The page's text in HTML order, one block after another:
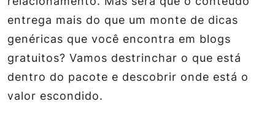
entrega mais do que um monte de dicas
genéricas que você encontra em blogs
gratuitos? Vamos destrinchar o que está
dentro do pacote e descobrir onde está o
valor escondido.